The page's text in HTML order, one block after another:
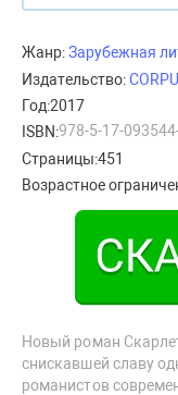
Жанр:Зарубежная
Издательство:
Год:2017
ISBN:978-5-17-
Страницы:451
Возрастное
Новый роман
снискавшей славу
романистов